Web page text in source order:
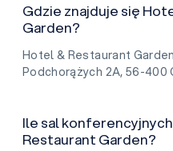
Gdzie znajduje się
Garden?
Hotel & Restaurant
Podchorążych 2A, 56-400
Ile sal
Restaurant Garden?